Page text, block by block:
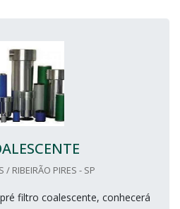
/ RIBEIRÃO PIRES - SP
filtro coalescente, conhecerá